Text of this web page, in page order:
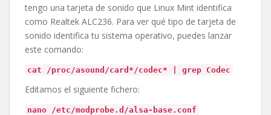
tengo una tarjeta de sonido que Linux Mint identifica
como Realtek ALC236. Para ver qué tipo de tarjeta de
sonido identifica tu sistema operativo, puedes lanzar
este comando:
cat /proc/asound/card*/codec* | grep Codec
Editamos el siguiente fichero:
nano /etc/modprobe.d/alsa-base.conf